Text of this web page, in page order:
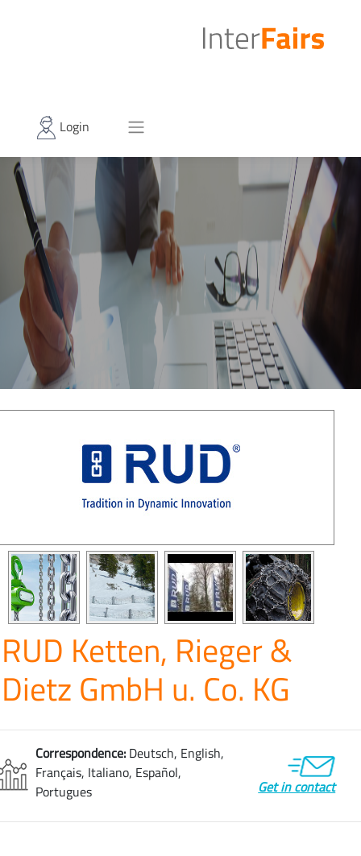
Login
RUD Ketten, Rieger &
Dietz GmbH u. Co. KG
Correspondence: Deutsch, English,
Français, Italiano, Español,
Portugues
Get in contact